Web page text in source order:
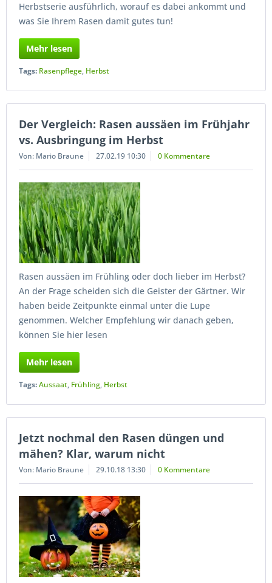
Herbstserie ausführlich, worauf es dabei ankommt und
was Sie Ihrem Rasen damit gutes tun!
Mehr lesen
Tags: Rasenpflege, Herbst
Der Vergleich: Rasen aussäen im Frühjahr
vs. Ausbringung im Herbst
Von: Mario Braune 27.02.19 10:30 0 Kommentare
Rasen aussäen im Frühling oder doch lieber im Herbst?
An der Frage scheiden sich die Geister der Gärtner. Wir
haben beide Zeitpunkte einmal unter die Lupe
genommen. Welcher Empfehlung wir danach geben,
können Sie hier lesen
Mehr lesen
Tags:Aussaat, Frühling, Herbst
Jetzt nochmal den Rasen düngen und
mähen? Klar, warum nicht
Von: Mario Braune 29.10.18 13:30 0 Kommentare